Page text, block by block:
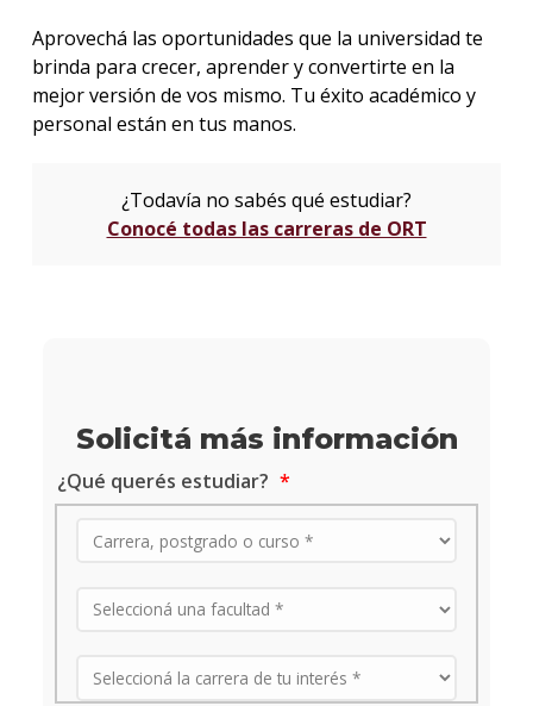
Aprovechá las oportunidades que la universidad te
brinda para crecer, aprender y convertirte en la
mejor versión de vos mismo. Tu éxito académico y
personal están en tus manos.
¿Todavía no sabés qué estudiar?
Conocé todas las carreras de ORT
Solicitá más información
¿Qué querés estudiar?